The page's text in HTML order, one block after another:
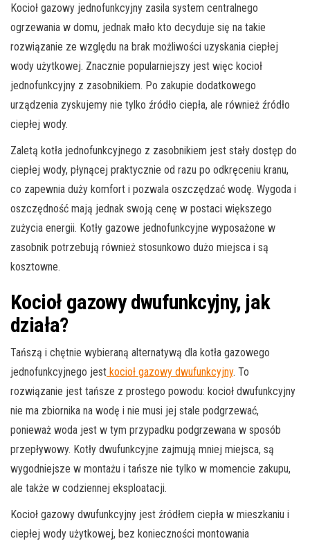
Kocioł gazowy jednofunkcyjny zasila system centralnego
ogrzewania w domu, jednak mało kto decyduje się na takie
rozwiązanie ze względu na brak możliwości uzyskania ciepłej
wody użytkowej. Znacznie popularniejszy jest więc kocioł
jednofunkcyjny z zasobnikiem. Po zakupie dodatkowego
urządzenia zyskujemy nie tylko źródło ciepła, ale również źródło
ciepłej wody.
Zaletą kotła jednofunkcyjnego z zasobnikiem jest stały dostęp do
ciepłej wody, płynącej praktycznie od razu po odkręceniu kranu,
co zapewnia duży komfort i pozwala oszczędzać wodę. Wygoda i
oszczędność mają jednak swoją cenę w postaci większego
zużycia energii. Kotły gazowe jednofunkcyjne wyposażone w
zasobnik potrzebują również stosunkowo dużo miejsca i są
kosztowne.
Kocioł gazowy dwufunkcyjny, jak
działa?
Tańszą i chętnie wybieraną alternatywą dla kotła gazowego
jednofunkcyjnego jest kocioł gazowy dwufunkcyjny. To
rozwiązanie jest tańsze z prostego powodu: kocioł dwufunkcyjny
nie ma zbiornika na wodę i nie musi jej stale podgrzewać,
ponieważ woda jest w tym przypadku podgrzewana w sposób
przepływowy. Kotły dwufunkcyjne zajmują mniej miejsca, są
wygodniejsze w montażu i tańsze nie tylko w momencie zakupu,
ale także w codziennej eksploatacji.
Kocioł gazowy dwufunkcyjny jest źródłem ciepła w mieszkaniu i
ciepłej wody użytkowej, bez konieczności montowania